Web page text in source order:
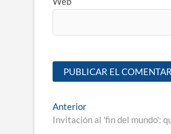
Anterior
Invitación al 'fin del mundo':